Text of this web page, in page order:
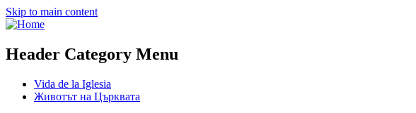
Skip to main content
Header Category Menu
Vida de la Iglesia
Животът на Църквата